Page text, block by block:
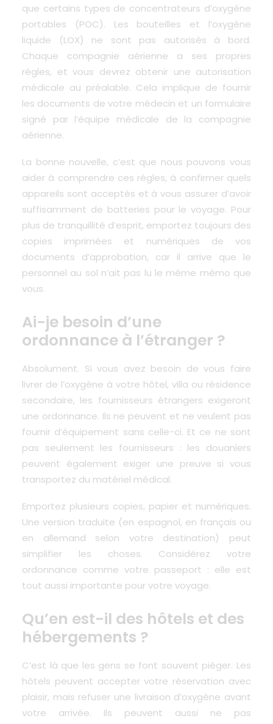
que certains types de concentrateurs d’oxygène
portables (POC). Les bouteilles et l’oxygène
liquide (LOX) ne sont pas autorisés à bord.
Chaque compagnie aérienne a ses propres
règles, et vous devrez obtenir une autorisation
médicale au préalable. Cela implique de fournir
les documents de votre médecin et un formulaire
signé par l’équipe médicale de la compagnie
aérienne.
La bonne nouvelle, c’est que nous pouvons vous
aider à comprendre ces règles, à confirmer quels
appareils sont acceptés et à vous assurer d’avoir
suffisamment de batteries pour le voyage. Pour
plus de tranquillité d’esprit, emportez toujours des
copies imprimées et numériques de vos
documents d’approbation, car il arrive que le
personnel au sol n’ait pas lu le même mémo que
vous.
Ai-je besoin d’une
ordonnance à l’étranger ?
Absolument. Si vous avez besoin de vous faire
livrer de l’oxygène à votre hôtel, villa ou résidence
secondaire, les fournisseurs étrangers exigeront
une ordonnance. Ils ne peuvent et ne veulent pas
fournir d’équipement sans celle-ci. Et ce ne sont
pas seulement les fournisseurs : les douaniers
peuvent également exiger une preuve si vous
transportez du matériel médical.
Emportez plusieurs copies, papier et numériques.
Une version traduite (en espagnol, en français ou
en allemand selon votre destination) peut
simplifier les choses. Considérez votre
ordonnance comme votre passeport : elle est
tout aussi importante pour votre voyage.
Qu’en est-il des hôtels et des
hébergements ?
C’est là que les gens se font souvent piéger. Les
hôtels peuvent accepter votre réservation avec
plaisir, mais refuser une livraison d’oxygène avant
votre arrivée. Ils peuvent aussi ne pas